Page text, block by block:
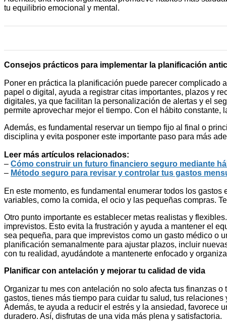
tu equilibrio emocional y mental.
Consejos prácticos para implementar la planificación
Poner en práctica la planificación puede parecer complicado
papel o digital, ayuda a registrar citas importantes, plazos y
digitales, ya que facilitan la personalización de alertas y el
permite aprovechar mejor el tiempo. Con el hábito
Además, es fundamental reservar un tiempo fijo al final o
disciplina y evita posponer este importante paso para más
Leer más artículos relacionados:
– Cómo construir un futuro financiero seguro mediante
– Método seguro para revisar y controlar tus gastos
En este momento, es fundamental enumerar todos los
variables, como la comida, el ocio y las pequeñas compras.
Otro punto importante es establecer metas realistas y
imprevistos. Esto evita la frustración y ayuda a mantener el
sea pequeña, para que imprevistos como un gasto médico o
planificación semanalmente para ajustar plazos, incluir
con tu realidad, ayudándote a mantenerte enfocado y
Planificar con antelación y mejorar tu calidad de vida
Organizar tu mes con antelación no solo afecta tus finanzas
gastos, tienes más tiempo para cuidar tu salud, tus
Además, te ayuda a reducir el estrés y la ansiedad, favorece
duradero. Así, disfrutas de una vida más plena y satisfactoria.